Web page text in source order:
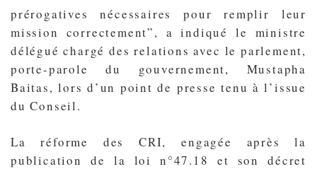
prérogatives nécessaires pour remplir leur
mission correctement”, a indiqué le ministre
délégué chargé des relations avec le parlement,
porte-parole du gouvernement, Mustapha
Baitas, lors d’un point de presse tenu à l’issue
du Conseil.
La réforme des CRI, engagée après la
publication de la loi n°47.18 et son décret